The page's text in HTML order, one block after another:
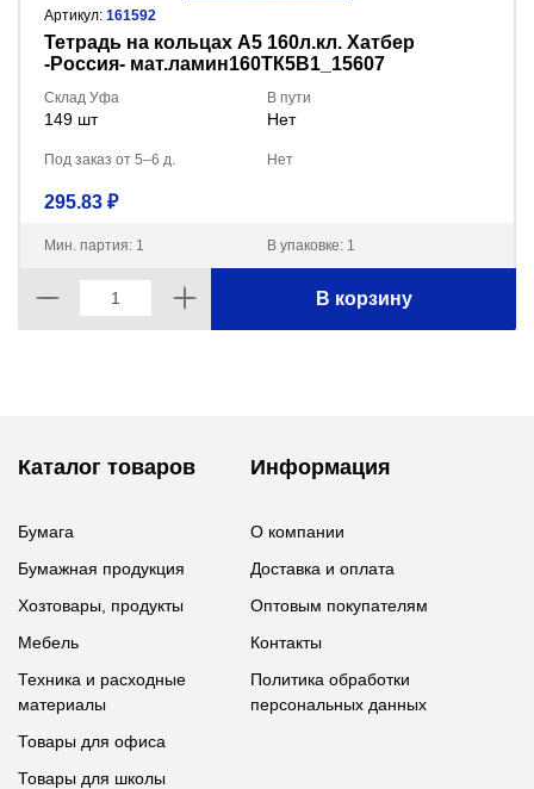
Артикул: 161592
Тетрадь на кольцах А5 160л.кл. Хатбер
-Россия- мат.ламин160ТК5В1_15607
Склад Уфа
149 шт
В пути
Нет
Под заказ от 5–6 д. Нет
295.83 ₽
Мин. партия: 1 В упаковке: 1
В корзину
Каталог товаров
Бумага
Бумажная продукция
Хозтовары, продукты
Мебель
Техника и расходные
материалы
Товары для офиса
Товары для школы
Информация
О компании
Доставка и оплата
Оптовым покупателям
Контакты
Политика обработки
персональных данных